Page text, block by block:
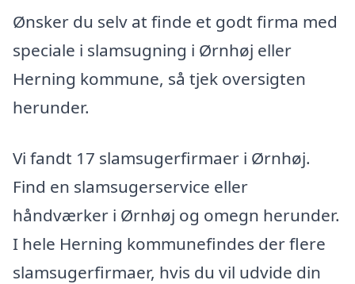
Ønsker du selv at finde et godt firma med
speciale i slamsugning i Ørnhøj eller
Herning kommune, så tjek oversigten
herunder.
Vi fandt 17 slamsugerfirmaer i Ørnhøj.
Find en slamsugerservice eller
håndværker i Ørnhøj og omegn herunder.
I hele Herning kommunefindes der flere
slamsugerfirmaer, hvis du vil udvide din